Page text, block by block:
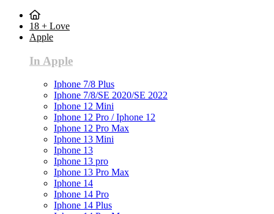
18 + Love
Apple
In Apple
Iphone 7/8 Plus
Iphone 7/8/SE 2020/SE 2022
Iphone 12 Mini
Iphone 12 Pro / Iphone 12
Iphone 12 Pro Max
Iphone 13 Mini
Iphone 13
Iphone 13 pro
Iphone 13 Pro Max
Iphone 14
Iphone 14 Pro
Iphone 14 Plus